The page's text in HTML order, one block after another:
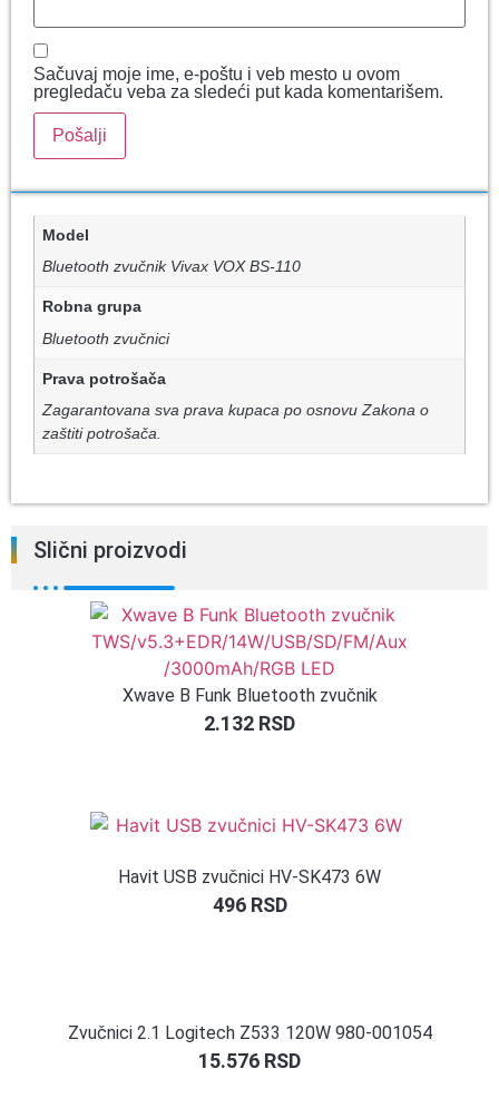
Sačuvaj moje ime, e-poštu i veb mesto u ovom
pregledaču veba za sledeći put kada komentarišem.
Model
Bluetooth zvučnik Vivax VOX BS-110
Robna grupa
Bluetooth zvučnici
Prava potrošača
Zagarantovana sva prava kupaca po osnovu Zakona o
zaštiti potrošača.
Slični proizvodi
Xwave B Funk Bluetooth zvučnik
2.132 RSD
Havit USB zvučnici HV-SK473 6W
496 RSD
Zvučnici 2.1 Logitech Z533 120W 980-001054
15.576 RSD